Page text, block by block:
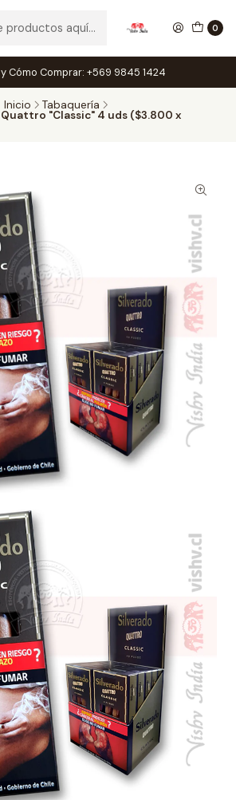
0
Cómo Comprar: +569 9845 1424
Inicio Tabaquería
"Classic" 4 uds ($3.800 x